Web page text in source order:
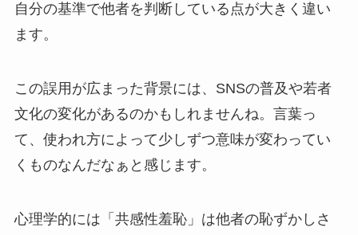
自分の基準で他者を判断している点が大きく違い
ます。
この誤用が広まった背景には、SNSの普及や若者
文化の変化があるのかもしれませんね。言葉っ
て、使われ方によって少しずつ意味が変わってい
くものなんだなぁと感じます。
心理学的には「共感性羞恥」は他者の恥ずかしさ